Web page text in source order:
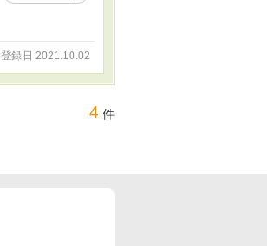
登録日 2021.10.02
4 件